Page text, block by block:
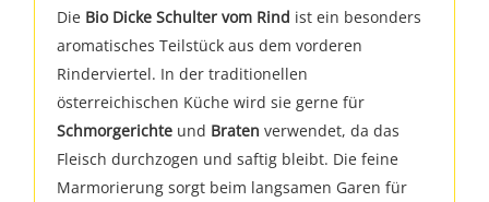
Die Bio Dicke Schulter vom Rind ist ein besonders
aromatisches Teilstück aus dem vorderen
Rinderviertel. In der traditionellen
österreichischen Küche wird sie gerne für
Schmorgerichte und Braten verwendet, da das
Fleisch durchzogen und saftig bleibt. Die feine
Marmorierung sorgt beim langsamen Garen für